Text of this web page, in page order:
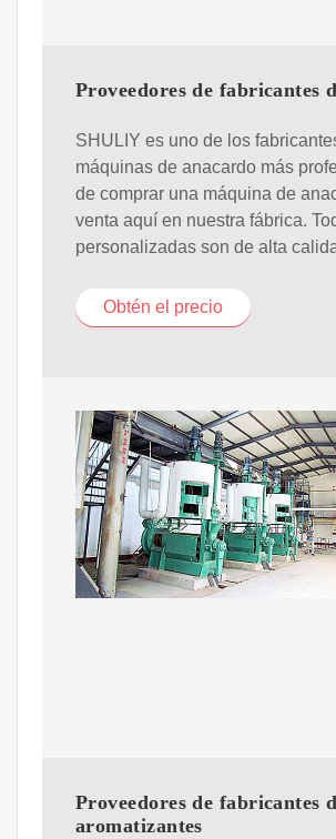
Proveedores de fabricantes
SHULIY es uno de los
máquinas de anacardo más
de comprar una máquina de
venta aquí en nuestra fábrica.
personalizadas son de alta
Obtén el precio
Proveedores de fabricantes
aromatizantes